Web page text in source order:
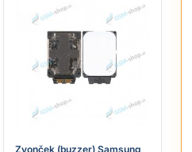
Zvonček (buzzer) Samsung